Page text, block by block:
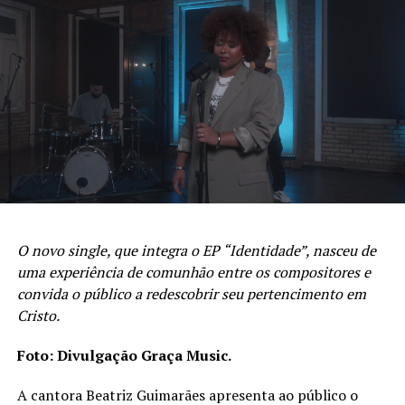
de esperança capaz de alcançar todos aqueles que
aguardam o cumprimento de uma promessa ou
precisam renovar a certeza de que Deus Emanuel
continua perto, que Ele permanece constante antes,
durante e depois do cumprimento das promessas.
O novo single, que integra o EP “Identidade”, nasceu de
uma experiência de comunhão entre os compositores e
convida o público a redescobrir seu pertencimento em
Cristo.
Foto: Divulgação Graça Music.
A cantora Beatriz Guimarães apresenta ao público o